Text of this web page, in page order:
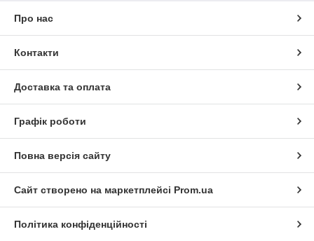
Про нас
Контакти
Доставка та оплата
Графік роботи
Повна версія сайту
Сайт створено на маркетплейсі Prom.ua
Політика конфіденційності